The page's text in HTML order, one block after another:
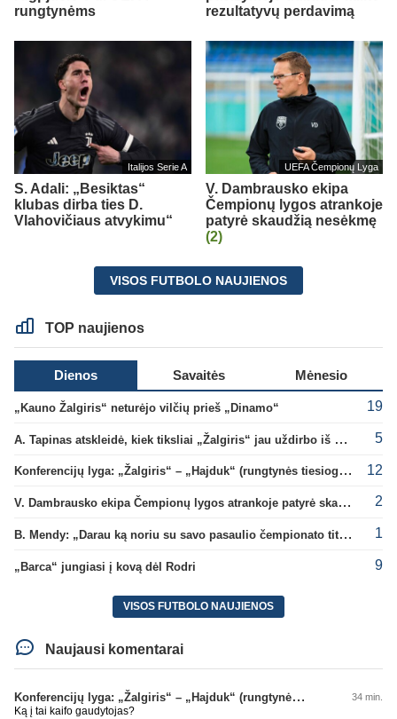
rungtynėms
rezultatyvų perdavimą
Italijos Serie A
S. Adali: „Besiktas“
klubas dirba ties D.
Vlahovičiaus atvykimu“
UEFA Čempionų Lyga
V. Dambrausko ekipa
Čempionų lygos atrankoje
patyrė skaudžią nesėkmę
(2)
VISOS FUTBOLO NAUJIENOS
TOP naujienos
Dienos Savaitės Mėnesio
„Kauno Žalgiris“ neturėjo vilčių prieš „Dinamo“ 19
A. Tapinas atskleidė, kiek tiksliai „Žalgiris“ jau uždirbo iš UEFA premijų 5
Konferencijų lyga: „Žalgiris“ – „Hajduk“ (rungtynės tiesiogiai) 12
V. Dambrausko ekipa Čempionų lygos atrankoje patyrė skaudžią nesėkmę 2
B. Mendy: „Darau ką noriu su savo pasaulio čempionato titulu“ 1
„Barca“ jungiasi į kovą dėl Rodri 9
VISOS FUTBOLO NAUJIENOS
Naujausi komentarai
Konferencijų lyga: „Žalgiris“ – „Hajduk“ (rungtynės tiesiogiai) 34 min.
Ką į tai kaifo gaudytojas?